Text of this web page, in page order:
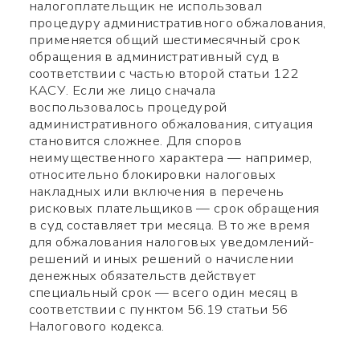
налогоплательщик не использовал
процедуру административного обжалования,
применяется общий шестимесячный срок
обращения в административный суд в
соответствии с частью второй статьи 122
КАСУ. Если же лицо сначала
воспользовалось процедурой
административного обжалования, ситуация
становится сложнее. Для споров
неимущественного характера — например,
относительно блокировки налоговых
накладных или включения в перечень
рисковых плательщиков — срок обращения
в суд составляет три месяца. В то же время
для обжалования налоговых уведомлений-
решений и иных решений о начислении
денежных обязательств действует
специальный срок — всего один месяц в
соответствии с пунктом 56.19 статьи 56
Налогового кодекса.